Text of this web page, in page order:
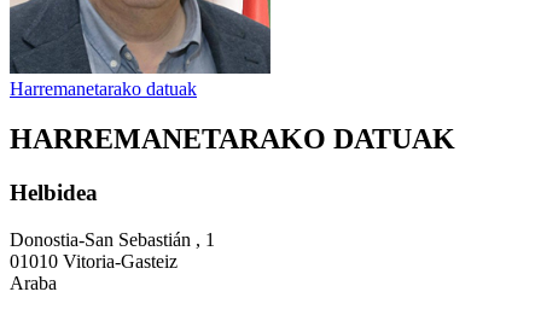
Harremanetarako datuak
HARREMANETARAKO DATUAK
Helbidea
Donostia-San Sebastián , 1
01010 Vitoria-Gasteiz
Araba